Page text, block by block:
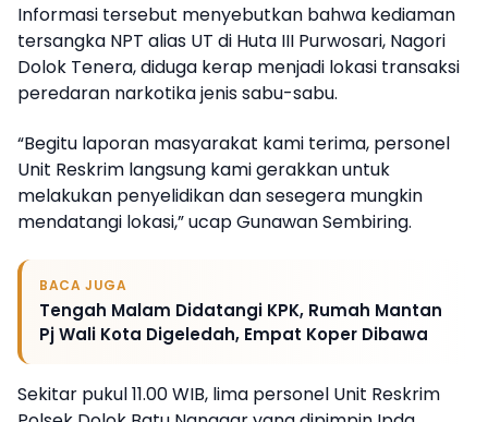
Informasi tersebut menyebutkan bahwa kediaman
tersangka NPT alias UT di Huta III Purwosari, Nagori
Dolok Tenera, diduga kerap menjadi lokasi transaksi
peredaran narkotika jenis sabu-sabu.
“Begitu laporan masyarakat kami terima, personel
Unit Reskrim langsung kami gerakkan untuk
melakukan penyelidikan dan sesegera mungkin
mendatangi lokasi,” ucap Gunawan Sembiring.
BACA JUGA
Tengah Malam Didatangi KPK, Rumah Mantan
Pj Wali Kota Digeledah, Empat Koper Dibawa
Sekitar pukul 11.00 WIB, lima personel Unit Reskrim